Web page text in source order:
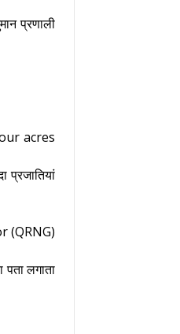
प्रणाली
acres
प्रजातियां
(QRNG)
लगाता